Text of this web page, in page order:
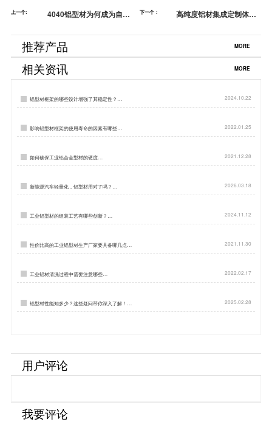
上一个:
4040铝型材为何成为自动
下一个：
高纯度铝材集成定制体系
推荐产品 MORE
相关资讯 MORE
铝型材框架的哪些设计增强了其稳定性？… 2024.10.22
影响铝型材框架的使用寿命的因素有哪些… 2022.01.25
如何确保工业铝合金型材的硬度… 2021.12.28
新能源汽车轻量化，铝型材用对了吗？… 2026.03.18
工业铝型材的组装工艺有哪些创新？… 2024.11.12
性价比高的工业铝型材生产厂家要具备哪几点… 2021.11.30
工业铝材清洗过程中需要注意哪些… 2022.02.17
铝型材性能知多少？这些疑问带你深入了解！… 2025.02.28
用户评论
我要评论